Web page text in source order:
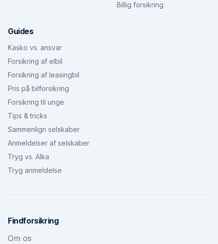
Billig forsikring
Guides
Kasko vs. ansvar
Forsikring af elbil
Forsikring af leasingbil
Pris på bilforsikring
Forsikring til unge
Tips & tricks
Sammenlign selskaber
Anmeldelser af selskaber
Tryg vs. Alka
Tryg anmeldelse
Findforsikring
Om os